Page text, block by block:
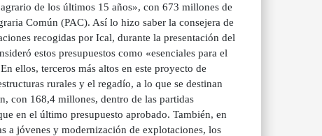
de los últimos 15 años», con 673 millones de
Común (PAC). Así lo hizo saber la consejera de
recogidas por Ical, durante la presentación del
estos presupuestos como «esenciales para el
ellos, terceros más altos en este proyecto de
rurales y el regadío, a lo que se destinan
con 168,4 millones, dentro de las partidas
en el último presupuesto aprobado. También, en
a jóvenes y modernización de explotaciones, los